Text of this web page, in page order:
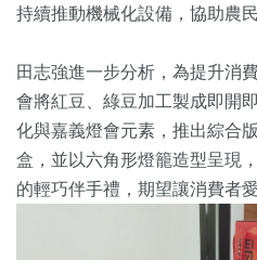
持續推動機械化設備，協助農
田志強進一步分析，為提升消
會將紅豆、綠豆加工製成即開
化與嘉義燈會元素，推出綜合
盒，並以六角形燈籠造型呈現
的輕巧伴手禮，期望讓消費者愛